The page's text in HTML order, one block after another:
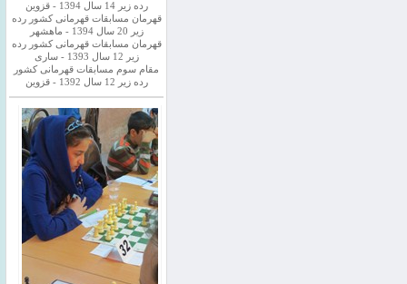
رده زیر 14 سال 1394 - قزوین
قهرمان مسابقات قهرمانی کشور رده
زیر 20 سال 1394 - ماهشهر
قهرمان مسابقات قهرمانی کشور رده
زیر 12 سال 1393 - ساری
مقام سوم مسابقات قهرمانی کشور
رده زیر 12 سال 1392 - قزوین